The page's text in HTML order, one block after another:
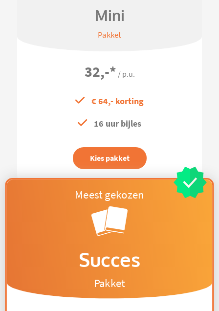
Mini
Pakket
32,-* / p.u.
€ 64,- korting
16 uur bijles
Kies pakket
Succes
Pakket